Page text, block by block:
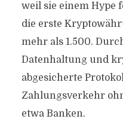
weil sie einem Hype
die erste
mehr als 1.500.
Datenhaltung und
abgesicherte
Zahlungsverkehr
etwa Banken.